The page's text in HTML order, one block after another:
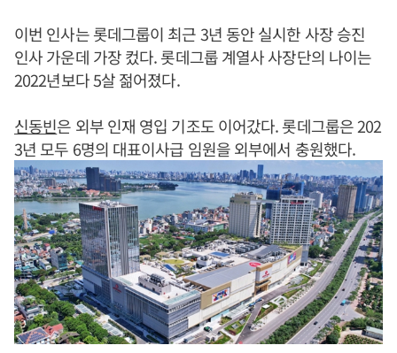
이번 인사는 롯데그룹이 최근 3년 동안 실시한 사장 승진
인사 가운데 가장 컸다. 롯데그룹 계열사 사장단의 나이는
2022년보다 5살 젊어졌다.
신동빈은 외부 인재 영입 기조도 이어갔다. 롯데그룹은 202
3년 모두 6명의 대표이사급 임원을 외부에서 충원했다.